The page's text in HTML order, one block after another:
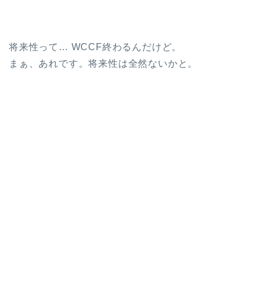
将来性って… WCCF終わるんだけど。
まぁ、あれです。将来性は全然ないかと。